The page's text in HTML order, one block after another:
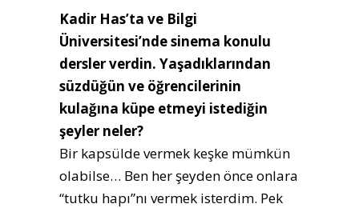
Kadir Has’ta ve Bilgi
Üniversitesi’nde sinema konulu
dersler verdin. Yaşadıklarından
süzdüğün ve öğrencilerinin
kulağına küpe etmeyi istediğin
şeyler neler?
Bir kapsülde vermek keşke mümkün
olabilse… Ben her şeyden önce onlara
“tutku hapı”nı vermek isterdim. Pek